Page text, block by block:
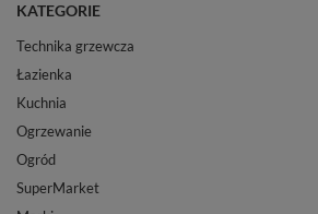
KATEGORIE
Technika grzewcza
Łazienka
Kuchnia
Ogrzewanie
Ogród
SuperMarket